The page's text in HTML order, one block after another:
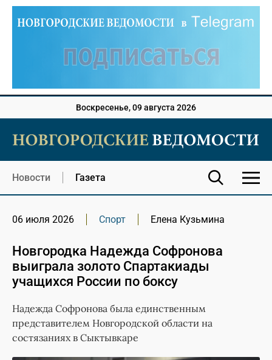
Воскресенье, 09 августа 2026
Новости Газета
06 июля 2026 Спорт Елена Кузьмина
Новгородка Надежда Софронова
выиграла золото Спартакиады
учащихся России по боксу
Надежда Софронова была единственным
представителем Новгородской области на
состязаниях в Сыктывкаре